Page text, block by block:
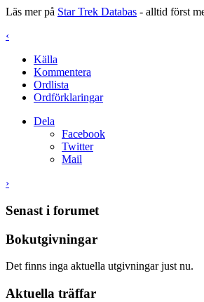
Läs mer på Star Trek Databas - alltid först
‹
Källa
Kommentera
Ordlista
Ordförklaringar
Dela
Facebook
Twitter
Mail
›
Senast i forumet
Bokutgivningar
Det finns inga aktuella utgivningar just nu.
Aktuella träffar